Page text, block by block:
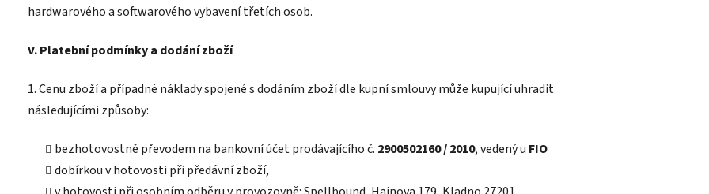
hardwarového a softwarového vybavení třetích osob.
V. Platební podmínky a dodání zboží
1. Cenu zboží a případné náklady spojené s dodáním zboží dle kupní smlouvy může kupující uhradit
následujícími způsoby:
bezhotovostně převodem na bankovní účet prodávajícího č. 2900502160 / 2010, vedený u FIO
dobírkou v hotovosti při předávní zboží,